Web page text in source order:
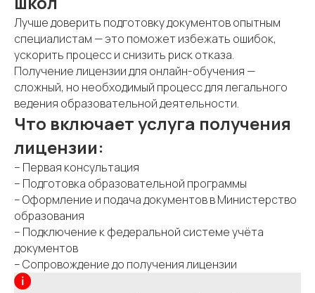
Лучше доверить подготовку документов опытным
специалистам — это поможет избежать ошибок,
ускорить процесс и снизить риск отказа.
Получение лицензии для онлайн-обучения —
сложный, но необходимый процесс для легального
ведения образовательной деятельности.
Что включает услуга получения
лицензии:
– Первая консультация
– Подготовка образовательной программы
– Оформление и подача документов в Министерство
образования
– Подключение к федеральной системе учёта
документов
– Сопровождение до получения лицензии